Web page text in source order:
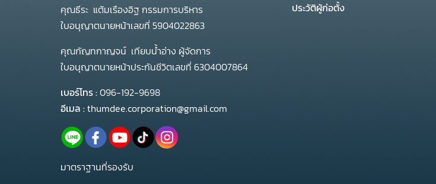
คุณธีระ แต้มเรืองอิฐ กรรมการบริหาร
ใบอนุญาตนายหน้าเลขที่ 5904022863
คุณกัญทกาญจน์ เทียบน้ำอ่าง ผู้จัดการ
ใบอนุญาตนายหน้าประกันชีวิตเลขที่ 6304007864
เบอร์โทร :096-192-9698
อีเมล :thumdee.corporation@gmail.com
มาตราฐานที่รองรับ
ประวัติผู้ก่อตั้ง